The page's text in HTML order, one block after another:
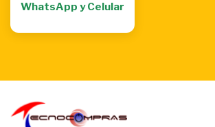
WhatsApp y Celular